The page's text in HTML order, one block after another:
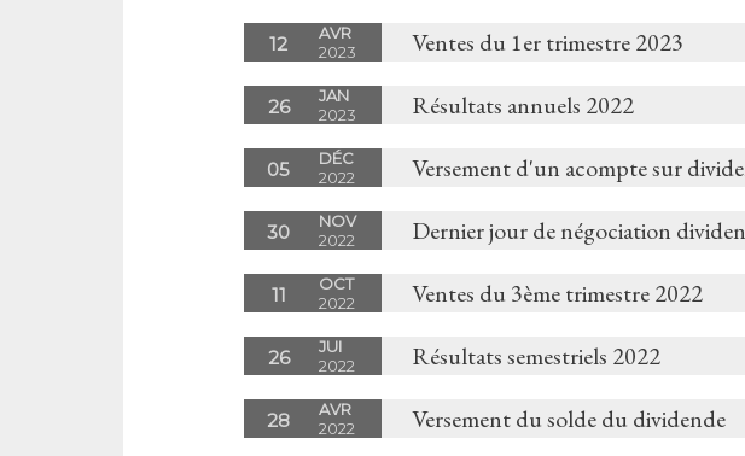
12
AVR
2023
Ventes du 1er trimestre 2023
26
JAN
2023
Résultats annuels 2022
05
DÉC
2022
Versement d'un acompte sur
30
NOV
2022
Dernier jour de négociation
11
OCT
2022
Ventes du 3ème trimestre 2022
26
JUI
2022
Résultats semestriels 2022
28
AVR
2022
Versement du solde du dividende